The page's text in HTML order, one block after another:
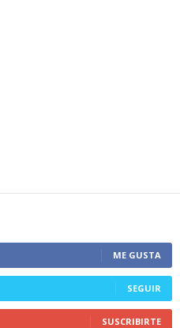
ME GUSTA
SEGUIR
SUSCRIBIRTE